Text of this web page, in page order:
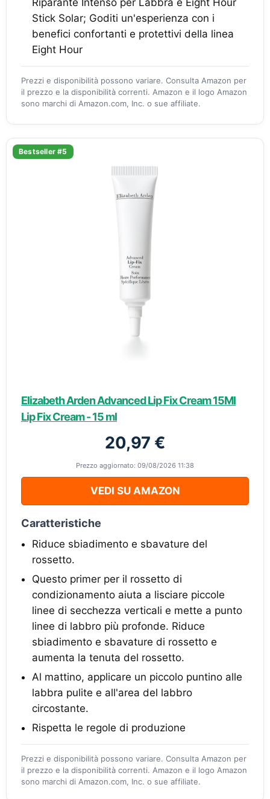
Riparante Intenso per Labbra e Eight Hour
Stick Solar; Goditi un'esperienza con i
benefici confortanti e protettivi della linea
Eight Hour
Prezzi e disponibilità possono variare. Consulta Amazon per
il prezzo e la disponibilità correnti. Amazon e il logo Amazon
sono marchi di Amazon.com, Inc. o sue affiliate.
Bestseller #5
Elizabeth Arden Advanced Lip Fix Cream 15Ml
Lip Fix Cream - 15 ml
20,97 €
Prezzo aggiornato: 09/08/2026 11:38
VEDI SU AMAZON
Caratteristiche
Riduce sbiadimento e sbavature del
rossetto.
Questo primer per il rossetto di
condizionamento aiuta a lisciare piccole
linee di secchezza verticali e mette a punto
linee di labbro più profonde. Riduce
sbiadimento e sbavature di rossetto e
aumenta la tenuta del rossetto.
Al mattino, applicare un piccolo puntino alle
labbra pulite e all'area del labbro
circostante.
Rispetta le regole di produzione
Prezzi e disponibilità possono variare. Consulta Amazon per
il prezzo e la disponibilità correnti. Amazon e il logo Amazon
sono marchi di Amazon.com, Inc. o sue affiliate.